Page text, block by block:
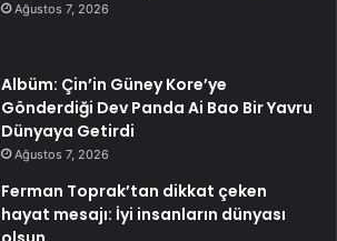
Ağustos 7, 2026
Albüm: Çin’in Güney Kore’ye
Gönderdiği Dev Panda Ai Bao Bir Yavru
Dünyaya Getirdi
Ağustos 7, 2026
Ferman Toprak’tan dikkat çeken
hayat mesajı: İyi insanların dünyası